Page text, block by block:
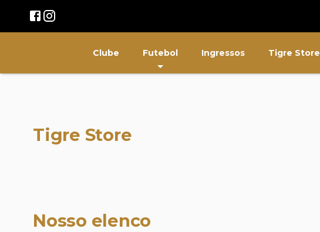
Clube Futebol Ingressos Tigre Store
Tigre Store
Nosso elenco